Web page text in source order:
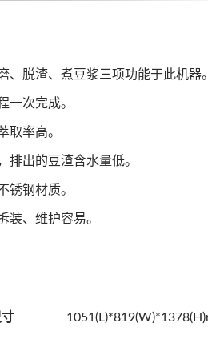
、脱渣、煮豆浆三项功能于此机器。
一次完成。
取率高。
排出的豆渣含水量低。
锈钢材质。
装、维护容易。